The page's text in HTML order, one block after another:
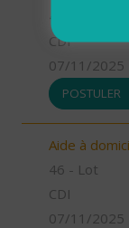
CDI
07/11/2025
POSTULER
Aide à
46 - Lot
CDI
07/11/2025